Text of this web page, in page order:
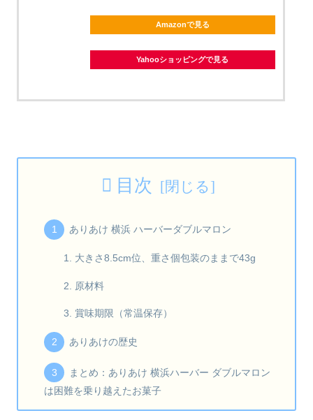
Amazonで見る
Yahooショッピングで見る
目次
ありあけ 横浜 ハーバーダブルマロン
大きさ8.5cm位、重さ個包装のままで43g
原材料
賞味期限（常温保存）
ありあけの歴史
まとめ：ありあけ 横浜ハーバー ダブルマロン
は困難を乗り越えたお菓子